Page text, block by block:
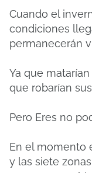
Cuando el
condiciones
permanecerán
Ya que
que robarían
Pero Eres no
En el momento
y las siete